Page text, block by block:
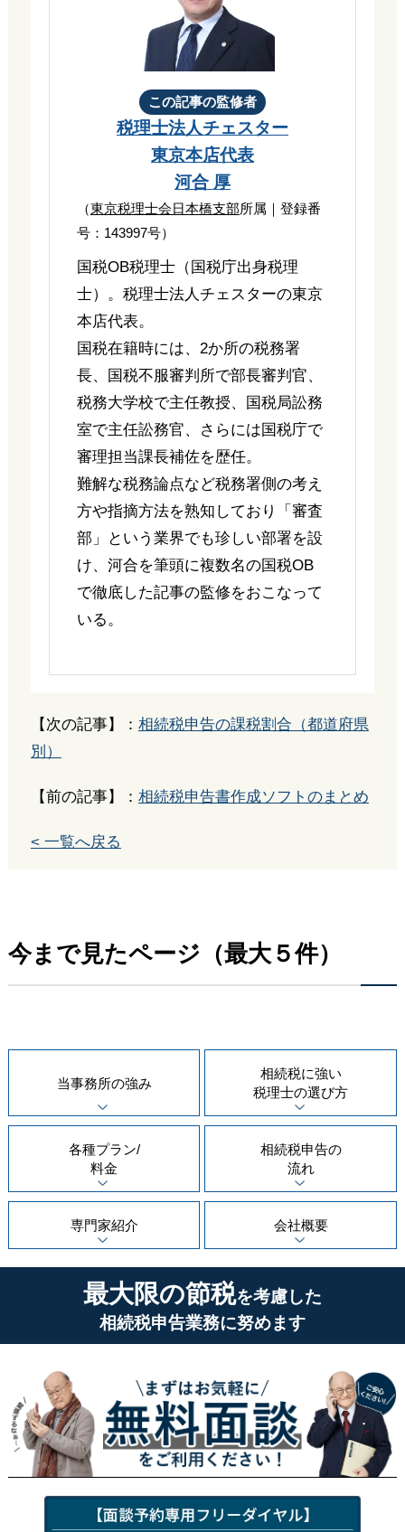
この記事の監修者
税理士法人チェスター
東京本店代表
河合 厚
（東京税理士会日本橋支部所属｜登録番
号：143997号）
国税OB税理士（国税庁出身税理
士）。税理士法人チェスターの東京
本店代表。
国税在籍時には、2か所の税務署
長、国税不服審判所で部長審判官、
税務大学校で主任教授、国税局訟務
室で主任訟務官、さらには国税庁で
審理担当課長補佐を歴任。
難解な税務論点など税務署側の考え
方や指摘方法を熟知しており「審査
部」という業界でも珍しい部署を設
け、河合を筆頭に複数名の国税OB
で徹底した記事の監修をおこなって
いる。
【次の記事】： 相続税申告の課税割合（都道府県
別）
【前の記事】： 相続税申告書作成ソフトのまとめ
< 一覧へ戻る
今まで見たページ（最大５件）
当事務所の強み
相続税に強い
税理士の選び方
各種プラン/
料金
相続税申告の
流れ
専門家紹介 会社概要
最大限の節税を考慮した
相続税申告業務に努めます